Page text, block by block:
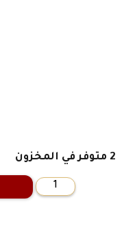
2 متوفر في المخزون
كمية